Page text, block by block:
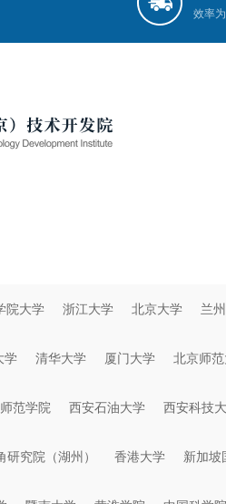
效率
院大学 浙江大学 北京大学 兰
学 清华大学 厦门大学 北京师
范学院 西安石油大学 西安科技
究院（湖州） 香港大学 新加坡